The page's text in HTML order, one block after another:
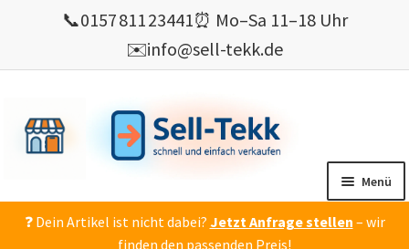
📞0157 811 23441⏰ Mo–Sa 11–18 Uhr
✉️info@sell-tekk.de
springen
springen
Menü
Mein Konto
❓ Dein Artikel ist nicht dabei? Jetzt Anfrage stellen – wir
finden den passenden Preis!